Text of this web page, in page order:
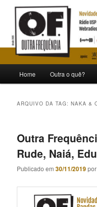
Pular
conteúdo
principal
Pular
conteúdo
secundárioOutra
Novidades e curiosidades de
principal
Home Outra o quê?
ARQUIVO DA TAG:NAKA &
Outra
Rude, Naiá,
Publicado em30/11/2019